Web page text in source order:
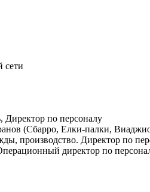
сети
по персоналу
(Сбарро, Елки-палки,
производство. Директор по
директор по